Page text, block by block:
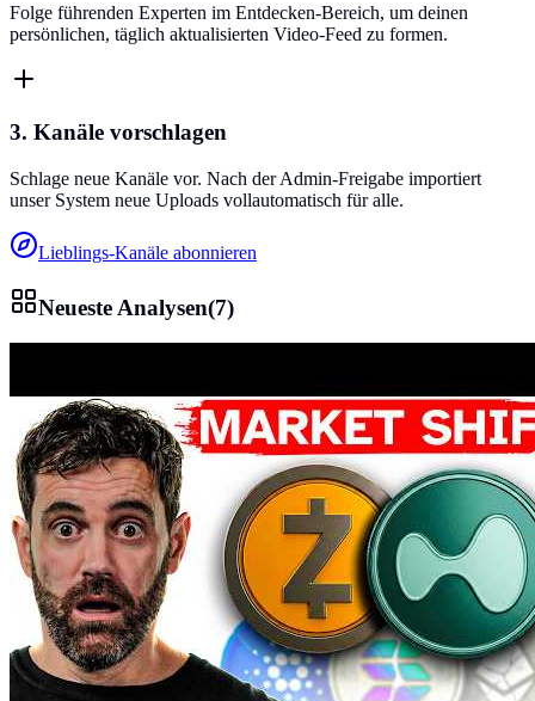
Folge führenden Experten im Entdecken-Bereich, um deinen
persönlichen, täglich aktualisierten Video-Feed zu formen.
3. Kanäle vorschlagen
Schlage neue Kanäle vor. Nach der Admin-Freigabe importiert
unser System neue Uploads vollautomatisch für alle.
Lieblings-Kanäle abonnieren
Neueste Analysen(7)